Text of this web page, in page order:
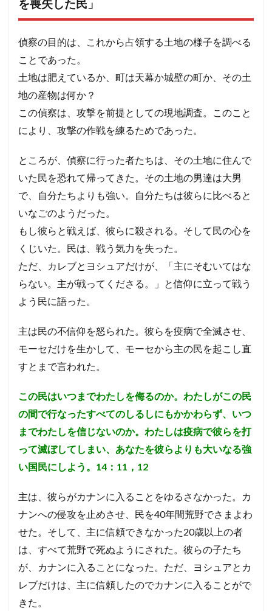
8.1
察
「預
言者
バラ
罪」
9
8 男
たマ
ナセ
一
族、
ちの
訴
民数
記
27、
36
9 ミ
デヤ
ン人
絶す
民数
記31
章
10.1
9-1考
察「ミ
デヤン
10 ヨ
ルダ
東部
をガ
ルベ
ン、
マナ
を喪失した民」
偵察の目的は、これから占領する土地の様子を調べる
ことであった。
土地は肥えているか、町は天幕か城壁の町か、その土
地の産物は何か？
この偵察は、攻撃を前提としての現地調査。このこと
により、攻撃の作戦を練るためであった。
ところが、偵察に行った者たちは、その土地に住んで
いた民を恐れて帰ってきた。その土地の男達は大男
で、自分たちよりも強い。自分たちは彼らに比べると
いなごのようだった。
もし彼らと戦えば、彼らに殺される。そして民の心を
くじいた。民は、戦う気力を失った。
ただ、カレブとヨシュアだけが、「主にそむいてはな
らない。主が戦ってくださる。」と信仰に立って戦う
よう民に語った。
主は民の不信仰を怒られた。彼らを疫病で全滅させ、
モーセだけを生かして、モーセから主の民を起こし直
すとまで言われた。
この民はいつまでわたしを侮るのか。わたしがこの民
の間で行なったすべてのしるしにもかかわらず、いつ
までわたしを信じないのか。わたしは疫病で彼らを打
って滅ぼしてしまい、あなたを彼らよりも大いなる強
い国民にしよう。14：11，12
主は、彼らがカナンに入ることをゆるさなかった。カ
ナンへの侵攻を止めさせ、民を40年間荒野でさまよわ
せた。そして、主に信頼できなかった20歳以上の者
は、すべて荒野で死ぬようにされた。彼らの子たち
が、カナンに入ることになった。ただ、ヨシュアとカ
レブだけは、主に信頼したのでカナンに入ることがで
きた。